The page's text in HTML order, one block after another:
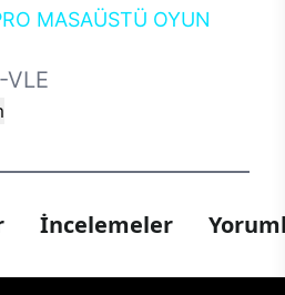
MASAÜSTÜ OYUN
VLE
İncelemeler